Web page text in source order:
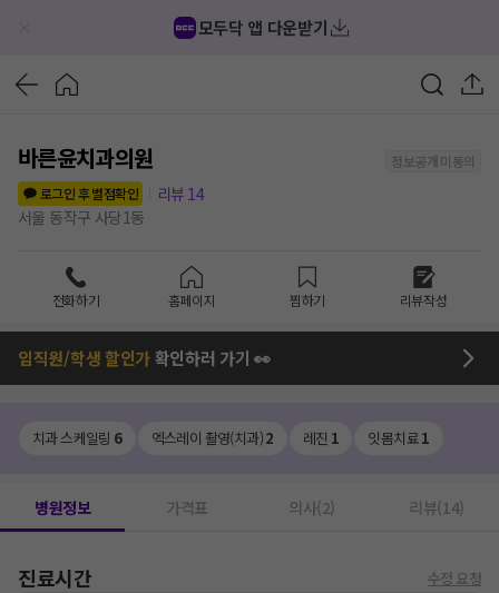
모두닥 앱 다운받기
바른윤치과의원
정보공개 미동의
로그인 후 별점확인
리뷰 14
서울 동작구 사당1동
전화하기 홈페이지 찜하기 리뷰작성
임직원/학생 할인가확인하러 가기 👀
치과 스케일링 6 엑스레이 촬영(치과)2 레진 1 잇몸치료1
병원정보 가격표 의사(2) 리뷰(14)
진료시간 수정 요청